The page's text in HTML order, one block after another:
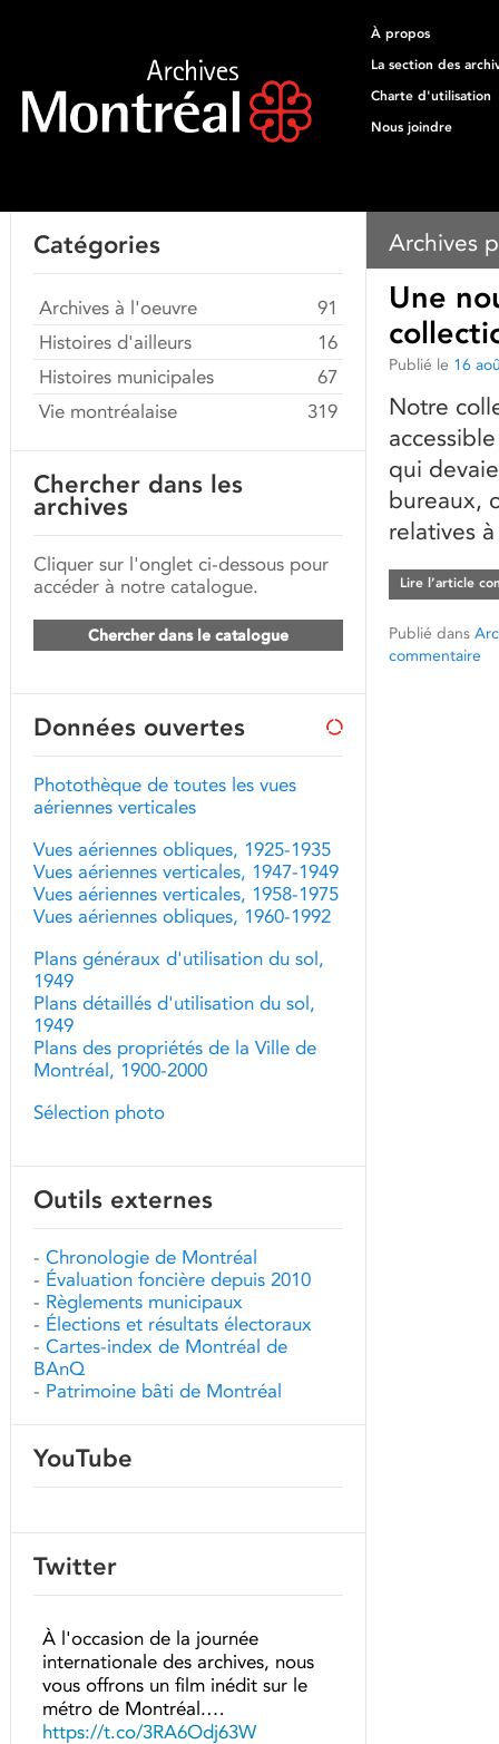
À propos
La section des
Charte d'utilisation
Nous joindre
Archives
Une
Publié le 16
Notre
qui
bureaux,
relatives
Lire l’article
Publié dans
commentaire
Catégories
Archives à l'oeuvre
91
Histoires d'ailleurs
16
Histoires municipales
67
Vie montréalaise
319
Chercher dans les
archives
Cliquer sur l'onglet ci-dessous pour
accéder à notre catalogue.
Chercher dans le catalogue
Données ouvertes
Photothèque de toutes les vues
aériennes verticales
Vues aériennes obliques, 1925-1935
Vues aériennes verticales, 1947-1949
Vues aériennes verticales, 1958-1975
Vues aériennes obliques, 1960-1992
Plans généraux d'utilisation du sol,
1949
Plans détaillés d'utilisation du sol,
1949
Plans des propriétés de la Ville de
Montréal, 1900-2000
Sélection photo
Outils externes
- Chronologie de Montréal
- Évaluation foncière depuis 2010
- Règlements municipaux
- Élections et résultats électoraux
- Cartes-index de Montréal de
BAnQ
- Patrimoine bâti de Montréal
YouTube
Twitter
À l'occasion de la journée
internationale des archives, nous
vous offrons un film inédit sur le
métro de Montréal.…
https://t.co/3RA6Odj63W